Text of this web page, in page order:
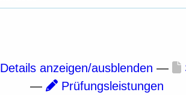
Details anzeigen/ausblenden —
—
Prüfungsleistungen